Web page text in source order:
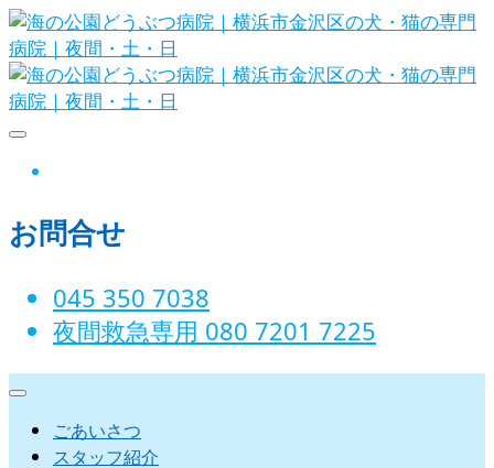
Skip
to
content
日
お問合せ
045 350 7038‬
夜間救急専用 080 7201 7225‬
ごあいさつ
スタッフ紹介